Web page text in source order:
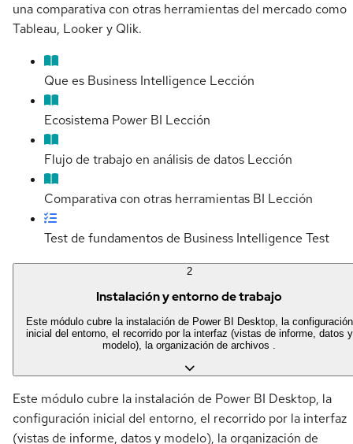
una comparativa con otras herramientas del mercado como
Tableau, Looker y Qlik.
Que es Business Intelligence Lección
Ecosistema Power BI Lección
Flujo de trabajo en análisis de datos Lección
Comparativa con otras herramientas BI Lección
Test de fundamentos de Business Intelligence Test
2
Instalación y entorno de trabajo
Este módulo cubre la instalación de Power BI Desktop, la configuración
inicial del entorno, el recorrido por la interfaz (vistas de informe, datos y
modelo), la organización de archivos .
Este módulo cubre la instalación de Power BI Desktop, la
configuración inicial del entorno, el recorrido por la interfaz
(vistas de informe, datos y modelo), la organización de